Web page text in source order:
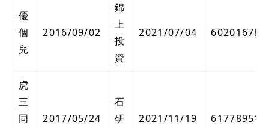
優
個
兒
2016/09/02
錦
上
投
資
2021/07/04 60201678
虎
三
同
2017/05/24
石
研
2021/11/19 61778951